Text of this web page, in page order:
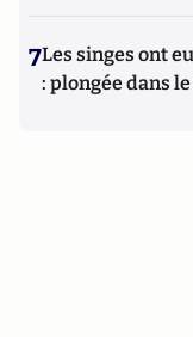
7Les singes ont
: plongée dans